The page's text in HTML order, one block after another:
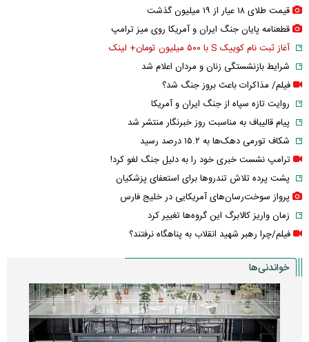
قیمت طلای ۱۸ عیار از ۱۹ میلیون گذشت
قطعنامه پایان جنگ ایران و آمریکا روی میز ترامپ
آغاز ثبت نام کوییک S با ۵۰۰ میلیون تومان+ لینک
شرایط بازنشستگی زنان و مردان اعلام شد
فیلم/ مذاکرات باعث بروز جنگ شد؟
روایت تازه سپاه از جنگ ایران و آمریکا
پیام قالیباف به مناسبت روز خبرنگار منتشر شد
شکاف تورمی دهک‌ها به ۱۵.۲ درصد رسید
ترامپ نشست خبری خود را به دلیل جنگ لغو کرد!
پشت پرده تلاش تندروها برای استعفای پزشکیان
پرواز سوخت‌رسان‌های آمریکایی در خلیج فارس
زمان واریز کالابرگ این گروه‌ها تغییر کرد
فیلم/چرا رهبر شهید انقلاب به پناهگاه نرفتند؟
خواندنی‌ها